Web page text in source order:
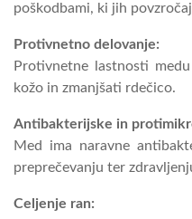
poškodbami, ki jih
Protivnetno delovanje:
Protivnetne lastnosti
kožo in zmanjšati rdečico.
Antibakterijske in
Med ima naravne
preprečevanju ter
Celjenje ran: